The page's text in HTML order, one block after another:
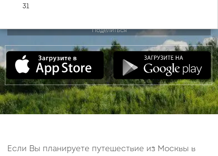
Поделиться
Если Вы планируете путешествие из Москвы в
31
Сентябрь
Пн Вт Ср Пт Сб
Вс
1
2 3 4 5
6
7
8 9 10 11 12
13
14
15 16 17 18 19
20